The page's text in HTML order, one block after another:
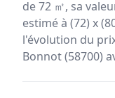
de 72 ㎡, sa
estimé à (72) x
l'évolution du
Bonnot (58700)